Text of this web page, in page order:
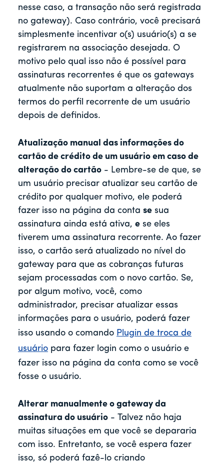
nesse caso, a transação não será registrada
no gateway). Caso contrário, você precisará
simplesmente incentivar o(s) usuário(s) a se
registrarem na associação desejada. O
motivo pelo qual isso não é possível para
assinaturas recorrentes é que os gateways
atualmente não suportam a alteração dos
termos do perfil recorrente de um usuário
depois de definidos.
Atualização manual das informações do
cartão de crédito de um usuário em caso de
alteração do cartão - Lembre-se de que, se
um usuário precisar atualizar seu cartão de
crédito por qualquer motivo, ele poderá
fazer isso na página da conta se sua
assinatura ainda está ativa, e se eles
tiverem uma assinatura recorrente. Ao fazer
isso, o cartão será atualizado no nível do
gateway para que as cobranças futuras
sejam processadas com o novo cartão. Se,
por algum motivo, você, como
administrador, precisar atualizar essas
informações para o usuário, poderá fazer
isso usando o comando Plugin de troca de
usuário para fazer login como o usuário e
fazer isso na página da conta como se você
fosse o usuário.
Alterar manualmente o gateway da
assinatura do usuário - Talvez não haja
muitas situações em que você se depararia
com isso. Entretanto, se você espera fazer
isso, só poderá fazê-lo criando